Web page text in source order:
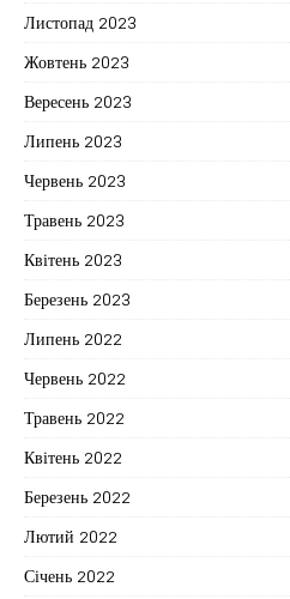
Листопад 2023
Жовтень 2023
Вересень 2023
Липень 2023
Червень 2023
Травень 2023
Квітень 2023
Березень 2023
Липень 2022
Червень 2022
Травень 2022
Квітень 2022
Березень 2022
Лютий 2022
Січень 2022